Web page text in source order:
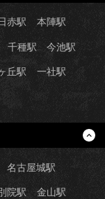
赤駅 本陣駅
千種駅 今池駅
丘駅 一社駅
名古屋城駅
院駅 金山駅